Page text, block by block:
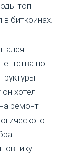
топ-
биткоинах.
по
хотел
ремонт